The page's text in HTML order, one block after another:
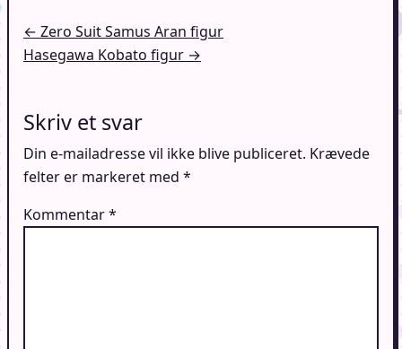
Indlægsnavigation
← Zero Suit Samus Aran figur
Hasegawa Kobato figur →
Skriv et svar
Din e-mailadresse vil ikke blive publiceret. Krævede
felter er markeret med *
Kommentar*